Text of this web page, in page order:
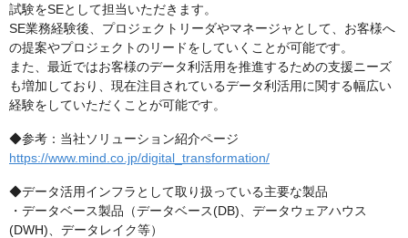
試験をSEとして担当いただきます。
SE業務経験後、プロジェクトリーダやマネージャとして、お客様へ
の提案やプロジェクトのリードをしていくことが可能です。
また、最近ではお客様のデータ利活用を推進するための支援ニーズ
も増加しており、現在注目されているデータ利活用に関する幅広い
経験をしていただくことが可能です。
◆参考：当社ソリューション紹介ページ
https://www.mind.co.jp/digital_transformation/
◆データ活用インフラとして取り扱っている主要な製品
・データベース製品（データベース(DB)、データウェアハウス
(DWH)、データレイク等）